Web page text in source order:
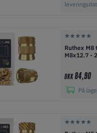
Ruthex M8
M8x12.7 -
DKK84,90
På